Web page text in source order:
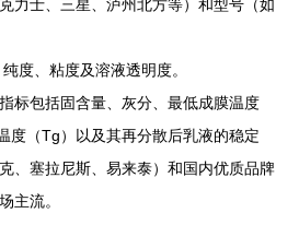
力士、三星、泸州北方等）和型号（如
度、粘度及溶液透明度。
标包括固含量、灰分、最低成膜温度
度（Tg）以及其再分散后乳液的稳定
、塞拉尼斯、易来泰）和国内优质品牌
主流。